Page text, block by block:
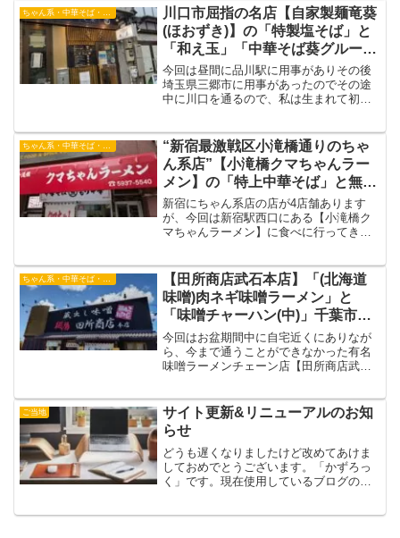
タイムは午後4時までやっていてピークタ
イムを過ぎると店内も空いているためピ
ークを越えた2時頃に訪問することをお勧
めいたします。
川口市屈指の名店【自家製麺竜葵
(ほおずき)】の「特製塩そば」と
「和え玉」「中華そば葵グルー
プ」JR川口駅ラーメン
今回は昼間に品川駅に用事がありその後
埼玉県三郷市に用事があったのでその途
中に川口を通るので、私は生まれて初め
と東京北千住を中心に店舗展開している
「葵グループ」のお店【自家製麺竜葵(ほ
おずき)】さんに食べに行ってきました。
“新宿最激戦区小滝橋通りのちゃ
ん系店”【小滝橋クマちゃんラー
メン】の「特上中華そば」と無料
めし 新宿小滝橋通りラーメン
「ちゃんのれん組合」
新宿にちゃん系店の店が4店舗あります
が、今回は新宿駅西口にある【小滝橋ク
マちゃんラーメン】に食べに行ってきま
どう味が違うのか旨さを含めてお伝えし
たいと思います。
ちゃん系・中華そば・つけ麺
【田所商店武石本店】「(北海道
味噌)肉ネギ味噌ラーメン」と
「味噌チャーハン(中)」千葉市花
見川区武石町
今回はお盆期間中に自宅近くにありなが
ら、今まで通うことができなかった有名
味噌ラーメンチェーン店【田所商店武石
覧になり気になった方は近くの「田所商
店」の味噌ラーメンを食べに行かれてみ
てはいかがでしょうか。
ご当地
サイト更新&リニューアルのお知
らせ
どうも遅くなりましたけど改めてあけま
しておめでとうございます。「かずろっ
く」です。現在使用しているブログのサ